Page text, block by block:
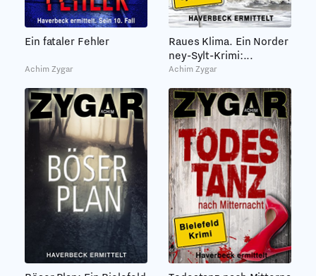
Ein fataler Fehler
Achim Zygar
Raues Klima. Ein Norder
ney-Sylt-Krimi:...
Achim Zygar